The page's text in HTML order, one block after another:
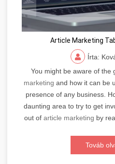
Article Marketing
Írta:
You might be aware of the
marketing and how it can be
presence of any business.
daunting area to try to get
out of article marketing by
Továb